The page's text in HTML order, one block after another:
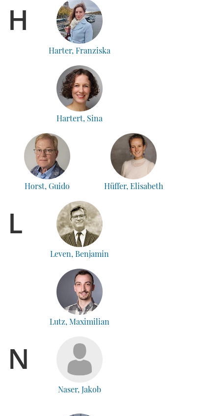
H
Harter, Franziska
Hartert, Sina
Horst, Guido Hüffer, Elisabeth
L
Leven, Benjamin
Lutz, Maximilian
N
Naser, Jakob